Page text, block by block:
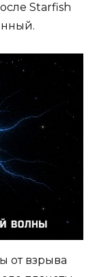
Starfish
от взрыва